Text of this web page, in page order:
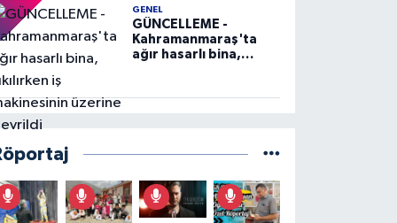
GENEL
GÜNCELLEME -
Kahramanmaraş'ta
ağır hasarlı bina,
devrildi